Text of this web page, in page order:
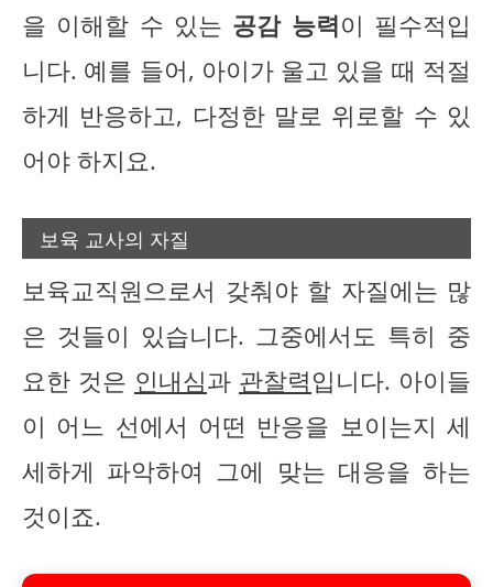
을 이해할 수 있는 공감 능력이 필수적입
니다. 예를 들어, 아이가 울고 있을 때 적절
하게 반응하고, 다정한 말로 위로할 수 있
어야 하지요.
보육 교사의 자질
보육교직원으로서 갖춰야 할 자질에는 많
은 것들이 있습니다. 그중에서도 특히 중
요한 것은 인내심과 관찰력입니다. 아이들
이 어느 선에서 어떤 반응을 보이는지 세
세하게 파악하여 그에 맞는 대응을 하는
것이죠.